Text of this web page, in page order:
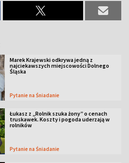
Marek Krajewski odkrywa jedną z
najciekawszych miejscowości Dolnego
Śląska
Pytanie na Śniadanie
Łukasz z „Rolnik szuka żony” o cenach
truskawek. Koszty i pogoda uderzają w
rolników
Pytanie na Śniadanie